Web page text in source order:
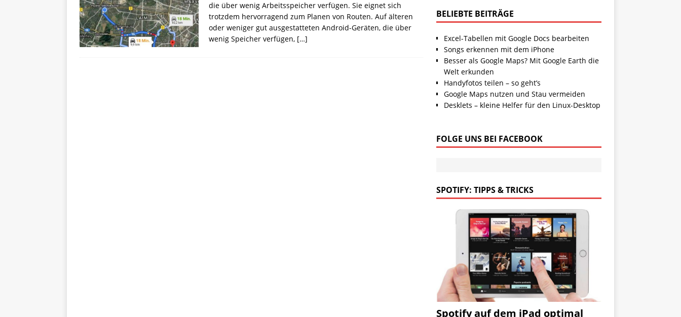
die über wenig Arbeitsspeicher verfügen. Sie eignet sich
trotzdem hervorragend zum Planen von Routen. Auf älteren
oder weniger gut ausgestatteten Android-Geräten, die über
wenig Speicher verfügen, […]
BELIEBTE BEITRÄGE
Excel-Tabellen mit Google Docs bearbeiten
Songs erkennen mit dem iPhone
Besser als Google Maps? Mit Google Earth die
Welt erkunden
Handyfotos teilen – so geht’s
Google Maps nutzen und Stau vermeiden
Desklets – kleine Helfer für den Linux-Desktop
FOLGE UNS BEI FACEBOOK
SPOTIFY: TIPPS & TRICKS
Spotify auf dem iPad optimal